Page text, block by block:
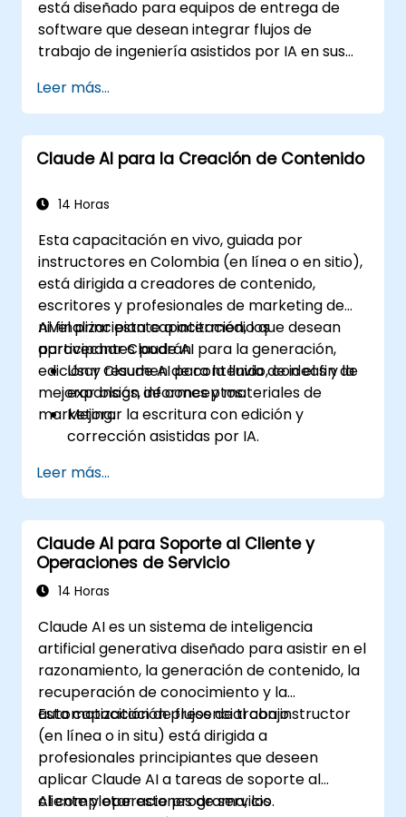
otras herramientas similares. Este curso da
pie al curso Flujos de trabajo avanzados en
desarrollo con IA agente.
está diseñado para equipos de entrega de
software que desean integrar flujos de
trabajo de ingeniería asistidos por IA en sus
Leer más...
Claude AI para la Creación de Contenido
14 Horas
Esta capacitación en vivo, guiada por
instructores en Colombia (en línea o en sitio),
está dirigida a creadores de contenido,
escritores y profesionales de marketing de
nivel principiante a intermedio que desean
aprovechar Claude AI para la generación,
edición y resumen de contenido, con el fin de
mejorar blogs, informes y materiales de
marketing.
Al finalizar esta capacitación, los
participantes podrán:
Usar Claude AI para la lluvia de ideas y la
expansión de conceptos.
Mejorar la escritura con edición y
corrección asistidas por IA.
formato largo e informes.
Automatizar la creación de copys de
marketing para diversas plataformas.
Leer más...
Claude AI para Soporte al Cliente y
Operaciones de Servicio
14 Horas
Claude AI es un sistema de inteligencia
artificial generativa diseñado para asistir en el
razonamiento, la generación de contenido, la
recuperación de conocimiento y la
automatización de flujos de trabajo.
Esta capacitación presencial con instructor
(en línea o in situ) está dirigida a
profesionales principiantes que deseen
aplicar Claude AI a tareas de soporte al
cliente y operaciones de servicio.
Al completar este programa, los